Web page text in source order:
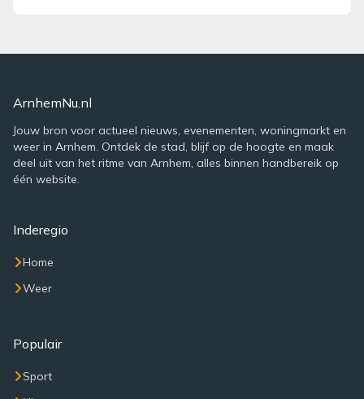
ArnhemNu.nl
Jouw bron voor actueel nieuws, evenementen, woningmarkt en
weer in Arnhem. Ontdek de stad, blijf op de hoogte en maak
deel uit van het ritme van Arnhem, alles binnen handbereik op
één website.
Inderegio
Home
Weer
Populair
Sport